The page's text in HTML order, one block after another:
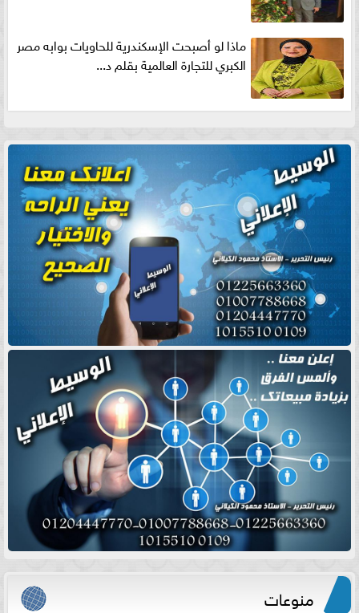
ماذا لو أصبحت الإسكندرية للحاويات بوابه مصر
الكبري للتجارة العالمية بقلم د...
منوعات